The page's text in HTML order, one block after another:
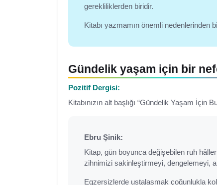
gerekliliklerden biridir.
Kitabı yazmamın önemli nedenlerinden
Gündelik yaşam için bir
Pozitif Dergisi:
Kitabınızın alt başlığı “Gündelik Yaşam
Ebru Şinik:
Kitap, gün boyunca değişebilen ruh
zihnimizi sakinleştirmeyi, dengelemeyi,
Egzersizlerde ustalaşmak çoğunlukla